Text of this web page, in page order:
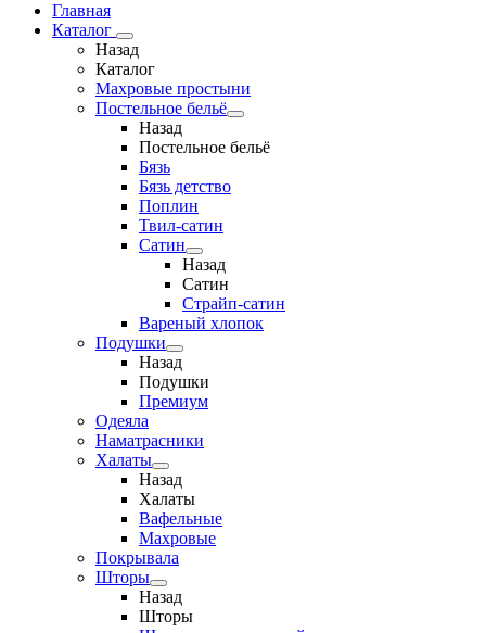
Главная
Каталог
Назад
Каталог
Махровые простыни
Постельное бельё
Назад
Постельное бельё
Бязь
Бязь детство
Поплин
Твил-сатин
Сатин
Назад
Сатин
Страйп-сатин
Вареный хлопок
Подушки
Назад
Подушки
Премиум
Одеяла
Наматрасники
Халаты
Назад
Халаты
Вафельные
Махровые
Покрывала
Шторы
Назад
Шторы